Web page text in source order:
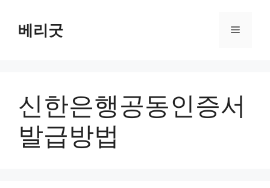
베리굿 메
신한은행공동인증서
발급방법